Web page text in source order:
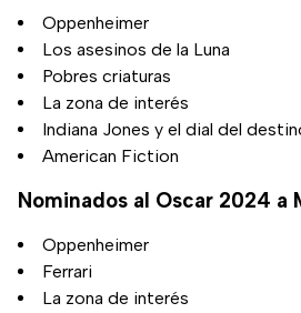
Oppenheimer
Los asesinos de la Luna
Pobres criaturas
La zona de interés
Indiana Jones y el dial del
American Fiction
Nominados al Oscar 2024 a
Oppenheimer
Ferrari
La zona de interés